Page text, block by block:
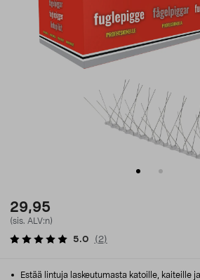
29,95
(sis. ALV:n)
5.0 ( 2)
Estää lintuja laskeutumasta katoille, kaiteille